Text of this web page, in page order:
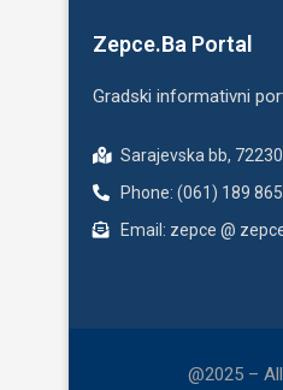
Zepce.Ba Portal
Gradski informativni
Sarajevska bb,
Phone: (061) 189 865
Email: zepce @
@2025 –